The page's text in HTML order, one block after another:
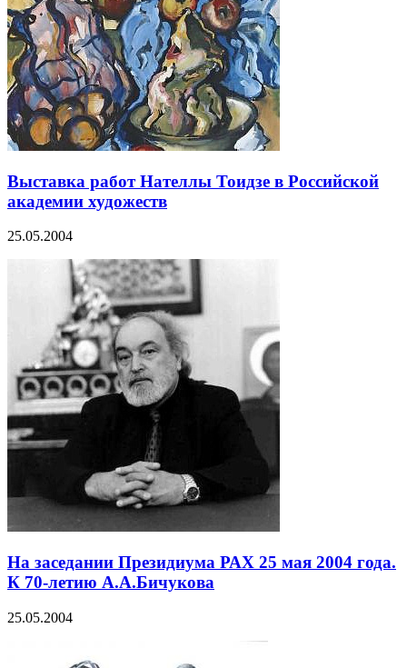
Выставка работ Нателлы Тоидзе в Российской
академии художеств
25.05.2004
На заседании Президиума РАХ 25 мая 2004 года.
К 70-летию А.А.Бичукова
25.05.2004